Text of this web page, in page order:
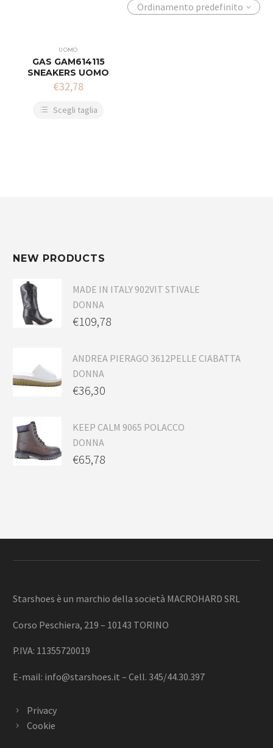
Ordinamento predefinito
UOMO
GAS GAM614115
SNEAKERS UOMO
€32,78
Scegli taglia
NEW PRODUCTS
MADE IN ITALY 902VIT STIVALE
DONNA
€109,78
ANDREA PIERAGO 3612PELLE CIABATTA
DONNA
€36,30
KEEP CALM 9065 POLACCO
DONNA
€65,78
Starshoes è un marchio della società MACROHARD SRL
Corso Peschiera, 219 – 10143 TORINO
P.IVA: 11355720019
E-mail: info@starshoes.it – Cell. 345/44.30.397
Privacy
Cookie